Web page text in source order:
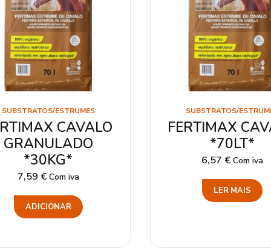
SUBSTRATOS/ESTRUMES
CAVALO
GRANULADO
*30KG*
7,59 € Com iva
ADICIONAR
SUBSTRATOS/
FERTIMAX
*70LT*
6,57 € Com iva
LER MAIS